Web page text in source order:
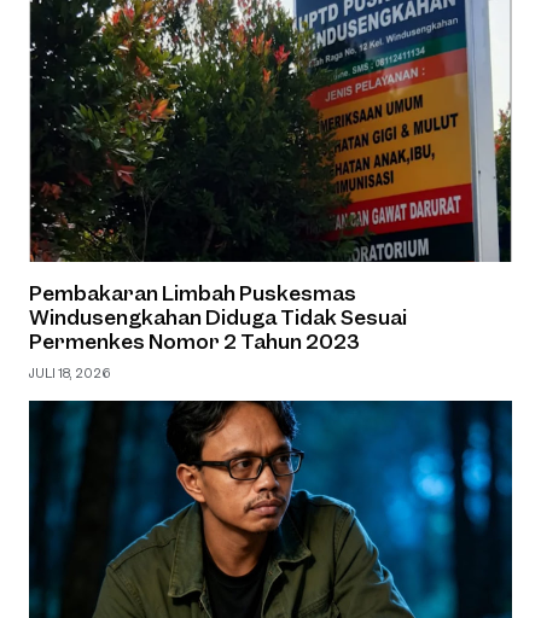
Pembakaran Limbah Puskesmas
Windusengkahan Diduga Tidak Sesuai
Permenkes Nomor 2 Tahun 2023
JULI 18, 2026